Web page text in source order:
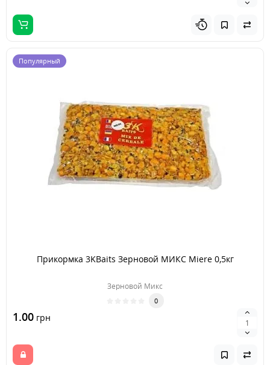
Популярный
Прикормка 3KBaits Зерновой МИКС Miere 0,5кг
Зерновой Микс
0
1.00 грн